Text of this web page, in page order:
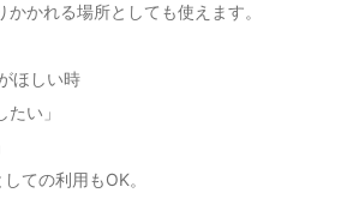
かれる場所としても使えます。
ほしい時
たい」
ての利用もOK。